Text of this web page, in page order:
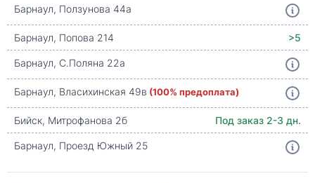
Барнаул, Ползунова 44а
Барнаул, Попова 214
>5
Барнаул, С.Поляна 22а
Барнаул, Власихинская 49в (100% предоплата)
Бийск, Митрофанова 2б
Под заказ 2-3 дн.
Барнаул, Проезд Южный 25